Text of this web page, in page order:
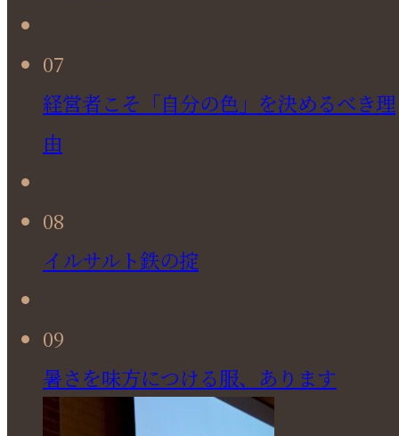
07
経営者こそ「自分の色」を決めるべき理
由
08
イルサルト鉄の掟
09
暑さを味方につける服、あります